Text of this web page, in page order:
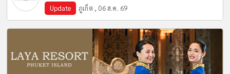
Update ภูเก็ต , 06 ส.ค. 69